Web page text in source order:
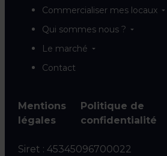
Commercialiser mes locaux
Qui sommes nous ?
Le marché
Contact
Mentions
légales
Politique de
confidentialité
Siret : 45345096700022